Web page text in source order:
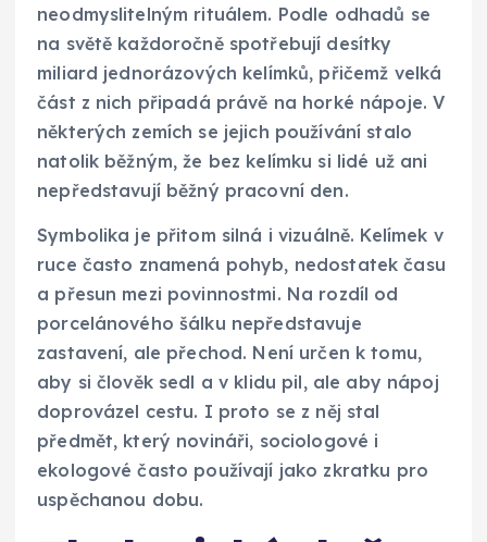
neodmyslitelným rituálem. Podle odhadů se
na světě každoročně spotřebují desítky
miliard jednorázových kelímků, přičemž velká
část z nich připadá právě na horké nápoje. V
některých zemích se jejich používání stalo
natolik běžným, že bez kelímku si lidé už ani
nepředstavují běžný pracovní den.
Symbolika je přitom silná i vizuálně. Kelímek v
ruce často znamená pohyb, nedostatek času
a přesun mezi povinnostmi. Na rozdíl od
porcelánového šálku nepředstavuje
zastavení, ale přechod. Není určen k tomu,
aby si člověk sedl a v klidu pil, ale aby nápoj
doprovázel cestu. I proto se z něj stal
předmět, který novináři, sociologové i
ekologové často používají jako zkratku pro
uspěchanou dobu.